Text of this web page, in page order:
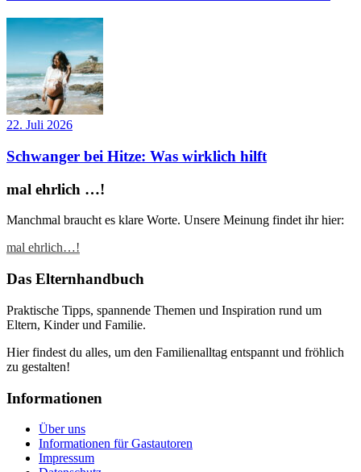
22. Juli 2026
Schwanger bei Hitze: Was wirklich hilft
mal ehrlich …!
Manchmal braucht es klare Worte. Unsere Meinung findet ihr hier:
mal ehrlich…!
Das Elternhandbuch
Praktische Tipps, spannende Themen und Inspiration rund um
Eltern, Kinder und Familie.
Hier findest du alles, um den Familienalltag entspannt und fröhlich
zu gestalten!
Informationen
Über uns
Informationen für Gastautoren
Impressum